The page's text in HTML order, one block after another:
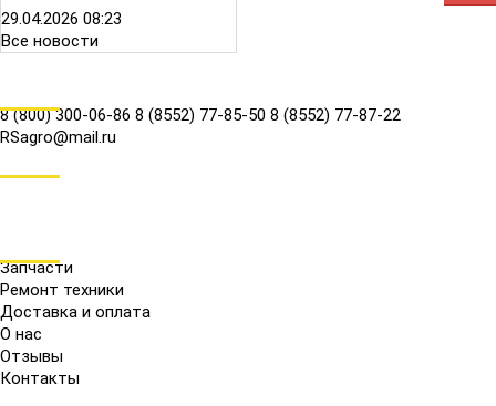
29.04.2026 08:23
Все новости
8 (800) 300-06-86 8 (8552) 77-85-50 8 (8552) 77-87-22
RSagro@mail.ru
Запчасти
Ремонт техники
Доставка и оплата
О нас
Отзывы
Контакты